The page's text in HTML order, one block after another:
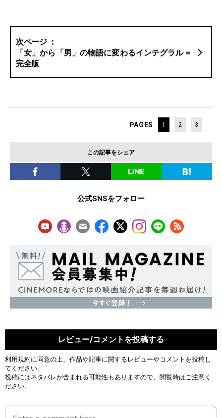
「女」から「男」の物語に変わるインテグラル＝
完全版
PAGES 1 2 3
この記事をシェア
公式SNSをフォロー
レビュー/コメントを投稿する
利用規約に同意の上、作品や記事に関するレビューやコメントを投稿し
てください。
投稿にはネタバレが含まれる可能性もありますので、閲覧時はご注意く
ださい。